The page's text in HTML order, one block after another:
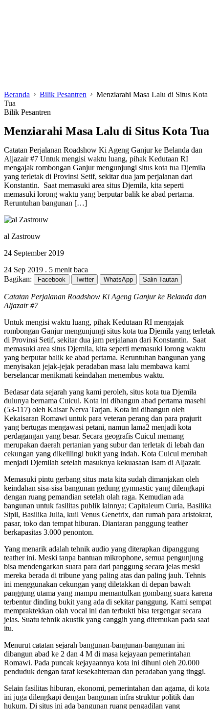
Beranda Bilik Pesantren
Menziarahi Masa Lalu di Situs Kota
Tua
Bilik Pesantren
Menziarahi Masa Lalu di Situs Kota Tua
Catatan Perjalanan Roadshow Ki Ageng Ganjur ke Belanda dan
Aljazair #7 Untuk mengisi waktu luang, pihak Kedutaan RI
mengajak rombongan Ganjur mengunjungi situs kota tua Djemila
yang terletak di Provinsi Setif, sekitar dua jam perjalanan dari
Konstantin. Saat memasuki area situs Djemila, kita seperti
memasuki lorong waktu yang berputar balik ke abad pertama.
Reruntuhan bangunan […]
al Zastrouw
24 September 2019
24 Sep 2019 . 5 menit baca
Bagikan:
Facebook Twitter WhatsApp Salin Tautan
Catatan Perjalanan Roadshow Ki Ageng Ganjur ke Belanda dan
Aljazair #7
Untuk mengisi waktu luang, pihak Kedutaan RI mengajak
rombongan Ganjur mengunjungi situs kota tua Djemila yang terletak
di Provinsi Setif, sekitar dua jam perjalanan dari Konstantin. Saat
memasuki area situs Djemila, kita seperti memasuki lorong waktu
yang berputar balik ke abad pertama. Reruntuhan bangunan yang
menyisakan jejak-jejak peradaban masa lalu membawa kami
berselancar menikmati keindahan menembus waktu.
Bedasar data sejarah yang kami peroleh, situs kota tua Djemila
dulunya bernama Cuicul. Kota ini dibangun abad pertama masehi
(53-117) oleh Kaisar Nerva Tarjan. Kota ini dibangun oleh
Kekaisaran Romawi untuk para veteran perang dan para prajurit
yang bertugas mengawasi petani, namun lama2 menjadi kota
perdagangan yang besar. Secara geografis Cuicul memang
merupakan daerah pertanian yang subur dan terletak di lebah dan
cekungan yang dikelilingi bukit yang indah. Kota Cuicul merubah
menjadi Djemilah setelah masuknya kekuasaan Isam di Aljazair.
Memasuki pintu gerbang situs mata kita sudah dimanjakan oleh
keindahan sisa-sisa bangunan gedung gymnastic yang dilengkapi
dengan ruang pemandian setelah olah raga. Kemudian ada
bangunan untuk fasilitas publik lainnya; Capitaleum Curia, Basilika
Sipil, Basilika Julia, kuil Venus Genetrix, dan rumah para aristokrat,
pasar, toko dan tempat hiburan. Diantaran panggung teather
berkapasitas 3.000 penonton.
Yang menarik adalah tehnik audio yang diterapkan dipanggung
teather ini. Meski tanpa bantuan mikrophone, semua pengunjung
bisa mendengarkan suara para dari panggung secara jelas meski
mereka berada di tribune yang paling atas dan paling jauh. Tehnis
ini menggunakan cekungan yang diletakkan di depan bawah
panggung utama yang mampu memantulkan gombang suara karena
terbentur dinding bukit yang ada di sekitar panggung. Kami sempat
mempraktekkan olah vocal ini dan terbukti bisa tergengar secara
jelas. Suatu tehnik akustik yang canggih yang ditemukan pada saat
itu.
Menurut catatan sejarah bangunan-bangunan-bangunan ini
dibangun abad ke 2 dan 4 M di masa kejayaan pemerintahan
Romawi. Pada puncak kejayaannya kota ini dihuni oleh 20.000
penduduk dengan taraf kesekahteraan dan peradaban yang tinggi.
Selain fasilitas hiburan, ekonomi, pemerintahan dan agama, di kota
ini juga dilengkapi dengan bangunan infra struktur politik dan
hukum. Di situs ini ada bangunan ruang pengadilan yang